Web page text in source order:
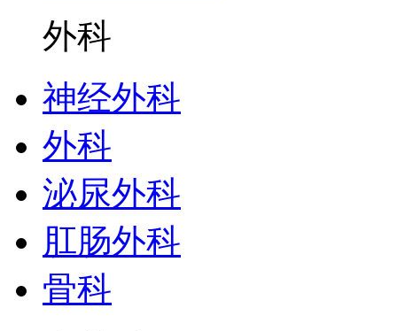
外科
神经外科
外科
泌尿外科
肛肠外科
骨科